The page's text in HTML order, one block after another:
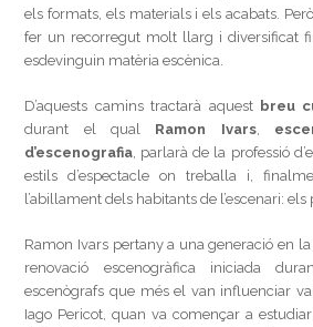
els formats, els materials i els acabats.
fer un recorregut molt llarg i diversificat
esdevinguin matèria escènica.
D’aquests camins tractarà aquestbreu
durant el qual
Ramon Ivars,
d’escenografia , parlarà de la professió
estils d’espectacle on treballa i,
l’abillament dels habitants de l’escenari: els
Ramon Ivars pertany a una generació en
renovació escenogràfica iniciada
escenògrafs que més el van influenciar
Iago Pericot, quan va començar a